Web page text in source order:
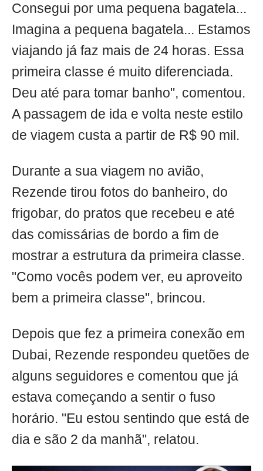
Consegui por uma pequena bagatela...
Imagina a pequena bagatela... Estamos
viajando já faz mais de 24 horas. Essa
primeira classe é muito diferenciada.
Deu até para tomar banho", comentou.
A passagem de ida e volta neste estilo
de viagem custa a partir de R$ 90 mil.
Durante a sua viagem no avião,
Rezende tirou fotos do banheiro, do
frigobar, do pratos que recebeu e até
das comissárias de bordo a fim de
mostrar a estrutura da primeira classe.
"Como vocês podem ver, eu aproveito
bem a primeira classe", brincou.
Depois que fez a primeira conexão em
Dubai, Rezende respondeu quetões de
alguns seguidores e comentou que já
estava começando a sentir o fuso
horário. "Eu estou sentindo que está de
dia e são 2 da manhã", relatou.